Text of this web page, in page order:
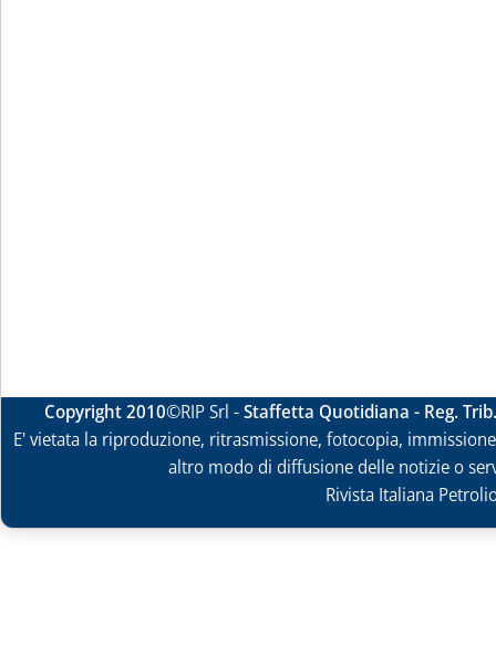
Copyright 2010©RIP Srl -Staffetta Quotidiana - Reg.
E' vietata la riproduzione, ritrasmissione, fotocopia,
altro modo di diffusione delle notizie o
Rivista Italiana